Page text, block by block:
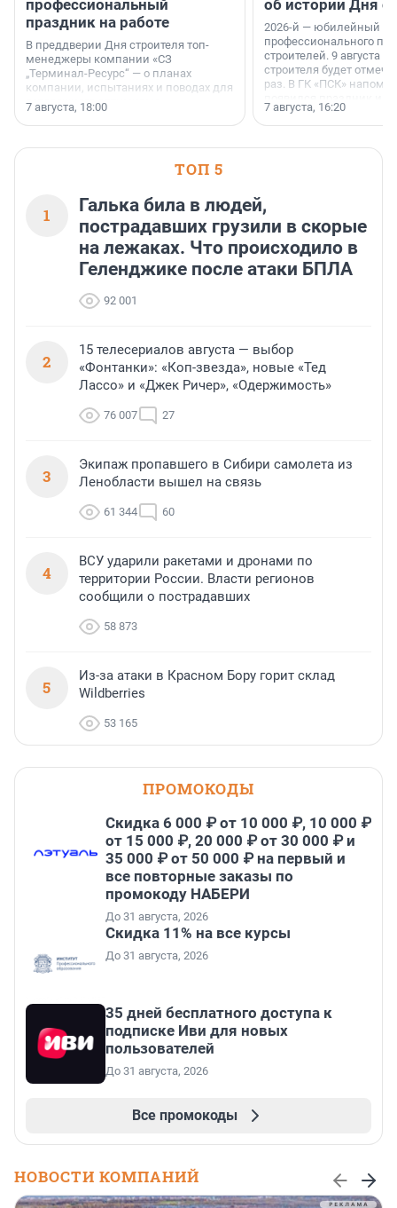
профессиональный
праздник на работе
В преддверии Дня строителя топ-
менеджеры компании «СЗ
„Терминал-Ресурс“ — о планах
компании, испытаниях и поводах для
осторожного оптимизма.
7 августа, 18:00
об истории Дня
2026-й — юбилейный
профессионального
строителей. 9 августа
строителя будет
раз. В ГК «ПСК»
поменялась роль
7 августа, 16:20
ТОП 5
1
Галька била в людей,
пострадавших грузили в скорые
на лежаках. Что происходило в
Геленджике после атаки БПЛА
92 001
2
15 телесериалов августа — выбор
«Фонтанки»: «Коп-звезда», новые «Тед
Лассо» и «Джек Ричер», «Одержимость»
76 007 27
3
Экипаж пропавшего в Сибири самолета из
Ленобласти вышел на связь
61 344 60
4
ВСУ ударили ракетами и дронами по
территории России. Власти регионов
сообщили о пострадавших
58 873
5
Из-за атаки в Красном Бору горит склад
Wildberries
53 165
ПРОМОКОДЫ
Скидка 6 000 ₽ от 10 000 ₽, 10 000 ₽
от 15 000 ₽, 20 000 ₽ от 30 000 ₽ и
35 000 ₽ от 50 000 ₽ на первый и
все повторные заказы по
промокоду НАБЕРИ
До 31 августа, 2026
Скидка 11% на все курсы
До 31 августа, 2026
35 дней бесплатного доступа к
подписке Иви для новых
пользователей
До 31 августа, 2026
Все промокоды
НОВОСТИ КОМПАНИЙ